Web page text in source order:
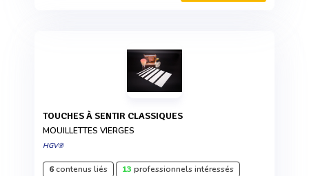
TOUCHES À SENTIR CLASSIQUES
MOUILLETTES VIERGES
HGV®
6contenus liés 13 professionnels intéressés